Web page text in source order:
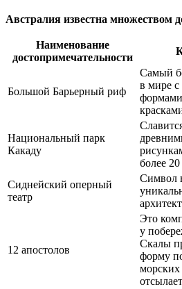
Австралия известна множеством
Наименование
достопримечательности
Большой Барьерный риф
Самый
в мире с
Национальный парк
Какаду
более
Сиднейский оперный
театр
Символ
12 апостолов
Это
у
Скалы
форму
морских